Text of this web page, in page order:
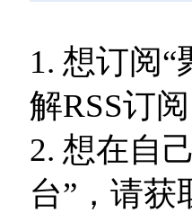
1. 想订阅
解RSS订阅
2. 想在自
台”，请获